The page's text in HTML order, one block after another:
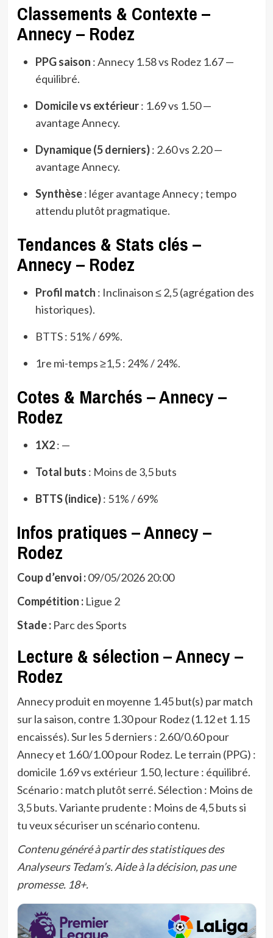
Classements & Contexte –
Annecy – Rodez
PPG saison : Annecy 1.58 vs Rodez 1.67 —
équilibré.
Domicile vs extérieur: 1.69 vs 1.50 —
avantage Annecy.
Dynamique (5 derniers): 2.60 vs 2.20 —
avantage Annecy.
Synthèse: léger avantage Annecy ; tempo
attendu plutôt pragmatique.
Tendances & Stats clés –
Annecy – Rodez
Profil match : Inclinaison ≤ 2,5 (agrégation des
historiques).
BTTS : 51% / 69%.
1re mi-temps ≥1,5 : 24% / 24%.
Cotes & Marchés – Annecy –
Rodez
1X2: —
Total buts : Moins de 3,5 buts
BTTS (indice): 51% / 69%
Infos pratiques – Annecy –
Rodez
Coup d’envoi :09/05/2026 20:00
Compétition :Ligue 2
Stade :Parc des Sports
Lecture & sélection – Annecy –
Rodez
Annecy produit en moyenne 1.45 but(s) par match
sur la saison, contre 1.30 pour Rodez (1.12 et 1.15
encaissés). Sur les 5 derniers : 2.60/0.60 pour
Annecy et 1.60/1.00 pour Rodez. Le terrain (PPG) :
domicile 1.69 vs extérieur 1.50, lecture : équilibré.
Scénario : match plutôt serré. Sélection : Moins de
3,5 buts. Variante prudente : Moins de 4,5 buts si
tu veux sécuriser un scénario contenu.
Contenu généré à partir des statistiques des
Analyseurs Tedam’s. Aide à la décision, pas une
promesse. 18+.